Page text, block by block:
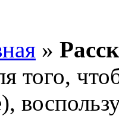
»
того,